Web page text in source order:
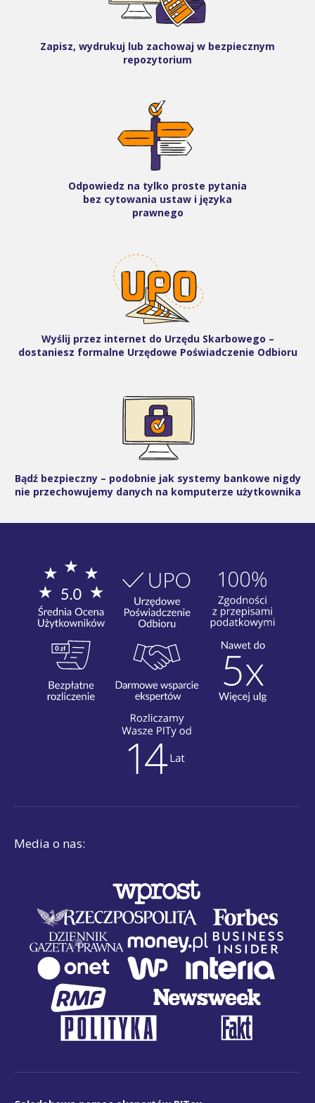
Zapisz, wydrukuj lub zachowaj w bezpiecznym
repozytorium
Odpowiedz na tylko proste pytania
bez cytowania ustaw i języka
prawnego
Wyślij przez internet do Urzędu Skarbowego –
dostaniesz formalne Urzędowe Poświadczenie Odbioru
Bądź bezpieczny – podobnie jak systemy bankowe nigdy
nie przechowujemy danych na komputerze użytkownika
Media o nas: